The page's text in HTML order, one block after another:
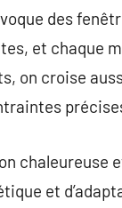
des
et chaque
on croise
chaleureuse
et